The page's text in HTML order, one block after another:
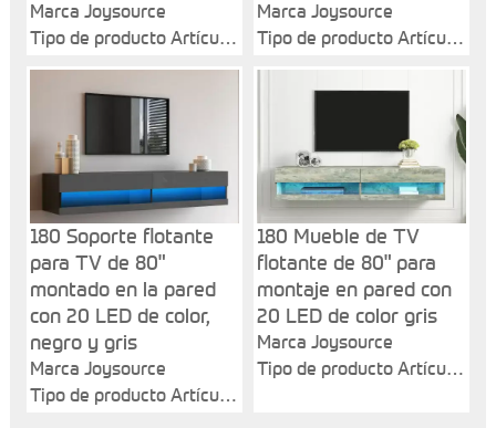
Marca Joysource
Tipo de producto Artículo
general
Nombre del producto 180
Soporte flotante para TV
de 80" montado en la
pared con 20 LED de
colores, negro
Color principal Negro
Material principal MDF
Marca Joysource
Tipo de producto Artículo
general
Nombre del producto 180
Soporte de TV flotante de
80" montado en la pared
con 20 LED de colores
Blanco
Color principal Blanco
Material principal MDF
180 Soporte flotante
para TV de 80"
montado en la pared
con 20 LED de color,
negro y gris
Marca Joysource
Tipo de producto Artículo
180 Mueble de TV
flotante de 80" para
montaje en pared con
20 LED de color gris
Marca Joysource
Tipo de producto Artículo